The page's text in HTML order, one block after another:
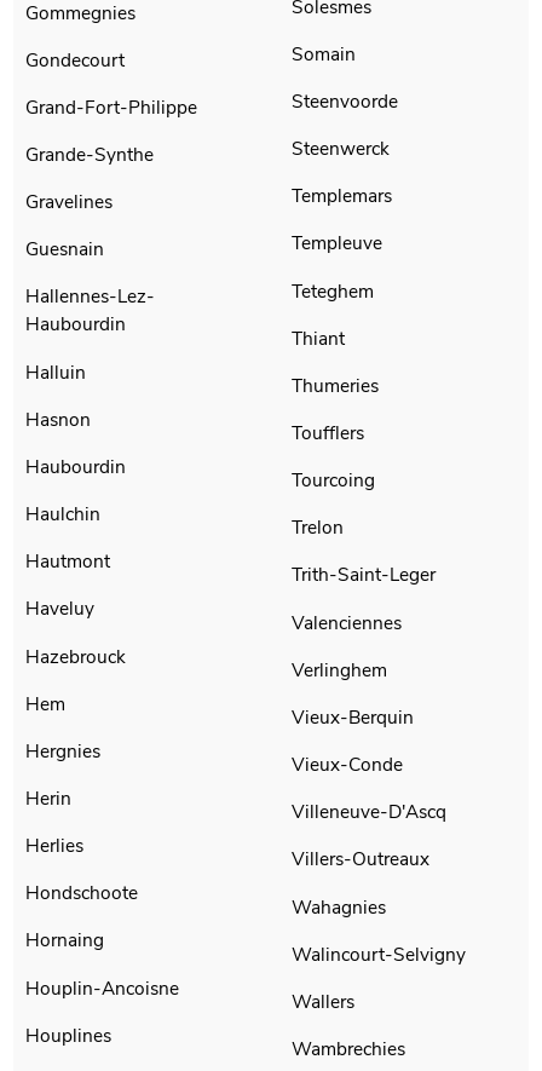
Gommegnies
Gondecourt
Grand-Fort-Philippe
Grande-Synthe
Gravelines
Guesnain
Hallennes-Lez-
Haubourdin
Halluin
Hasnon
Haubourdin
Haulchin
Hautmont
Haveluy
Hazebrouck
Hem
Hergnies
Herin
Herlies
Hondschoote
Hornaing
Houplin-Ancoisne
Houplines
Solesmes
Somain
Steenvoorde
Steenwerck
Templemars
Templeuve
Teteghem
Thiant
Thumeries
Toufflers
Tourcoing
Trelon
Trith-Saint-Leger
Valenciennes
Verlinghem
Vieux-Berquin
Vieux-Conde
Villeneuve-D'Ascq
Villers-Outreaux
Wahagnies
Walincourt-Selvigny
Wallers
Wambrechies